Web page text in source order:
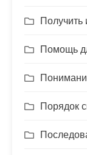
Получить
Помощь
Порядок